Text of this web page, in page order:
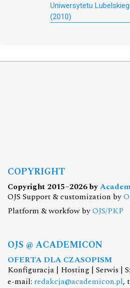
Uniwersytetu
(2010)
COPYRIGHT
Copyright 2015–2026 by
OJS Support & customization by
Platform & workfow byOJS/PKP
OJS @ ACADEMICON
OFERTA DLA CZASOPISM
Konfiguracja | Hosting | Serwis |
e-mail: redakcja@academicon.pl,